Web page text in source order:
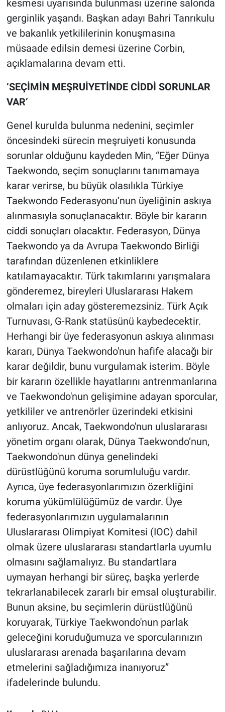
kesmesi uyarısında bulunması üzerine salonda
gerginlik yaşandı. Başkan adayı Bahri Tanrıkulu
ve bakanlık yetkililerinin konuşmasına
müsaade edilsin demesi üzerine Corbin,
açıklamalarına devam etti.
‘SEÇİMİN MEŞRUİYETİNDE CİDDİ SORUNLAR
VAR’
Genel kurulda bulunma nedenini, seçimler
öncesindeki sürecin meşruiyeti konusunda
sorunlar olduğunu kaydeden Min, “Eğer Dünya
Taekwondo, seçim sonuçlarını tanımamaya
karar verirse, bu büyük olasılıkla Türkiye
Taekwondo Federasyonu’nun üyeliğinin askıya
alınmasıyla sonuçlanacaktır. Böyle bir kararın
ciddi sonuçları olacaktır. Federasyon, Dünya
Taekwondo ya da Avrupa Taekwondo Birliği
tarafından düzenlenen etkinliklere
katılamayacaktır. Türk takımlarını yarışmalara
gönderemez, bireyleri Uluslararası Hakem
olmaları için aday gösteremezsiniz. Türk Açık
Turnuvası, G-Rank statüsünü kaybedecektir.
Herhangi bir üye federasyonun askıya alınması
kararı, Dünya Taekwondo'nun hafife alacağı bir
karar değildir, bunu vurgulamak isterim. Böyle
bir kararın özellikle hayatlarını antrenmanlarına
ve Taekwondo'nun gelişimine adayan sporcular,
yetkililer ve antrenörler üzerindeki etkisini
anlıyoruz. Ancak, Taekwondo'nun uluslararası
yönetim organı olarak, Dünya Taekwondo’nun,
Taekwondo'nun dünya genelindeki
dürüstlüğünü koruma sorumluluğu vardır.
Ayrıca, üye federasyonlarımızın özerkliğini
koruma yükümlülüğümüz de vardır. Üye
federasyonlarımızın uygulamalarının
Uluslararası Olimpiyat Komitesi (IOC) dahil
olmak üzere uluslararası standartlarla uyumlu
olmasını sağlamalıyız. Bu standartlara
uymayan herhangi bir süreç, başka yerlerde
tekrarlanabilecek zararlı bir emsal oluşturabilir.
Bunun aksine, bu seçimlerin dürüstlüğünü
koruyarak, Türkiye Taekwondo'nun parlak
geleceğini koruduğumuza ve sporcularınızın
uluslararası arenada başarılarına devam
etmelerini sağladığımıza inanıyoruz”
ifadelerinde bulundu.
Yerel Gündem
Yerel Yaşam